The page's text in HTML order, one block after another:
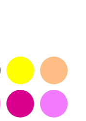
!
9005
Jaune RAL 1023
Sienne
Violet RAL 4025
Mauve